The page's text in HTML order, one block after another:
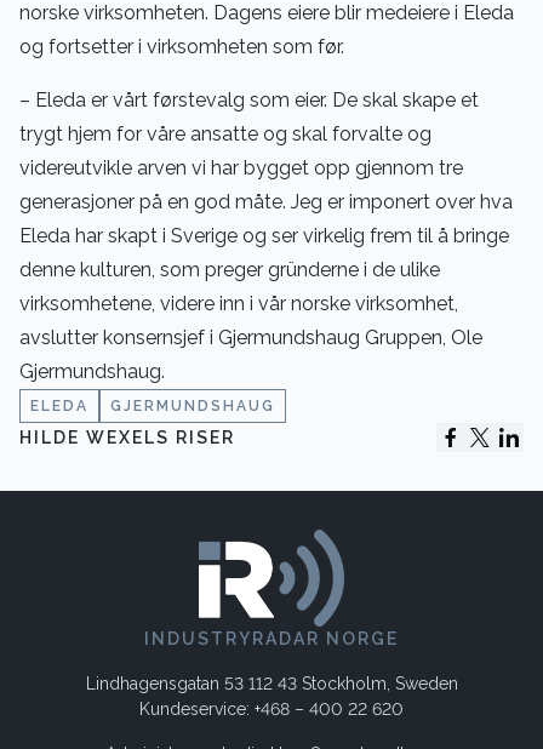
norske virksomheten. Dagens eiere blir medeiere i Eleda
og fortsetter i virksomheten som før.
– Eleda er vårt førstevalg som eier. De skal skape et
trygt hjem for våre ansatte og skal forvalte og
videreutvikle arven vi har bygget opp gjennom tre
generasjoner på en god måte. Jeg er imponert over hva
Eleda har skapt i Sverige og ser virkelig frem til å bringe
denne kulturen, som preger gründerne i de ulike
virksomhetene, videre inn i vår norske virksomhet,
avslutter konsernsjef i Gjermundshaug Gruppen, Ole
Gjermundshaug.
ELEDA GJERMUNDSHAUG
HILDE WEXELS RISER
INDUSTRYRADAR NORGE
Lindhagensgatan 53 112 43 Stockholm, Sweden
Kundeservice: +468 – 400 22 620